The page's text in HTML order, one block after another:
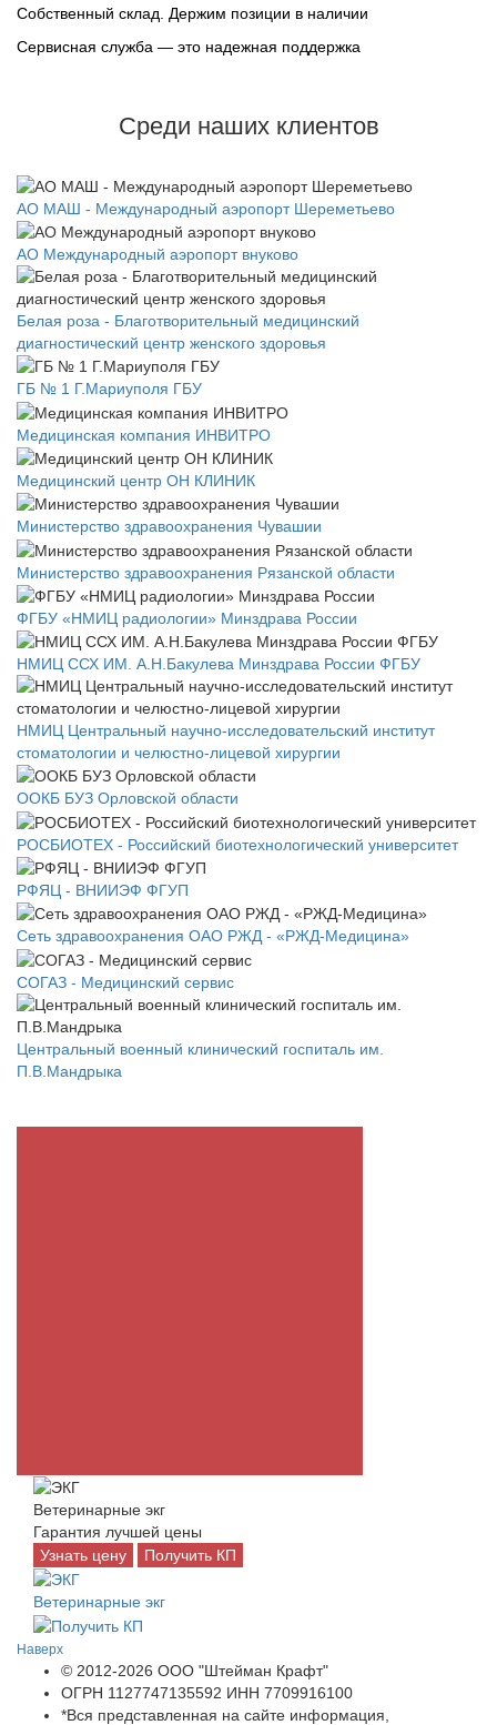
Собственный склад. Держим позиции в наличии
Сервисная служба — это надежная поддержка
Среди наших клиентов
АО МАШ - Международный аэропорт Шереметьево
АО Международный аэропорт внуково
Белая роза - Благотворительный медицинский
диагностический центр женского здоровья
ГБ № 1 Г.Мариуполя ГБУ
Медицинская компания ИНВИТРО
Медицинский центр ОН КЛИНИК
Министерство здравоохранения Чувашии
Министерство здравоохранения Рязанской области
ФГБУ «НМИЦ радиологии» Минздрава России
НМИЦ ССХ ИМ. А.Н.Бакулева Минздрава России ФГБУ
НМИЦ Центральный научно-исследовательский институт
стоматологии и челюстно-лицевой хирургии
ООКБ БУЗ Орловской области
РОСБИОТЕХ - Российский биотехнологический университет
РФЯЦ - ВНИИЭФ ФГУП
Сеть здравоохранения ОАО РЖД - «РЖД-Медицина»
СОГАЗ - Медицинский сервис
Центральный военный клинический госпиталь им.
П.В.Мандрыка
Ветеринарные экг
Гарантия лучшей цены
Узнать цену
Получить КП
Ветеринарные экг
Наверх
© 2012-2026 ООО "Штейман Крафт"
ОГРН 1127747135592 ИНН 7709916100
*Вся представленная на сайте информация,